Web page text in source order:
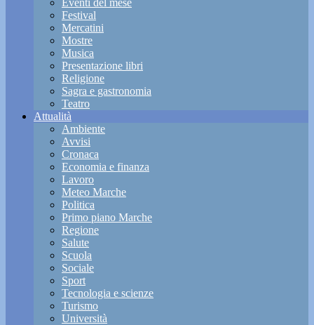
Eventi del mese
Festival
Mercatini
Mostre
Musica
Presentazione libri
Religione
Sagra e gastronomia
Teatro
Attualità
Ambiente
Avvisi
Cronaca
Economia e finanza
Lavoro
Meteo Marche
Politica
Primo piano Marche
Regione
Salute
Scuola
Sociale
Sport
Tecnologia e scienze
Turismo
Università